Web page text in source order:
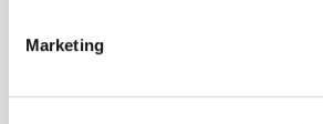
Marketing